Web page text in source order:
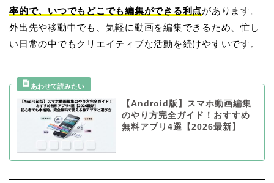
率的で、いつでもどこでも編集ができる利点があります。
外出先や移動中でも、気軽に動画を編集できるため、忙し
い日常の中でもクリエイティブな活動を続けやすいです。
【Android版】スマホ動画編集
のやり方完全ガイド！おすすめ
無料アプリ4選【2026最新】